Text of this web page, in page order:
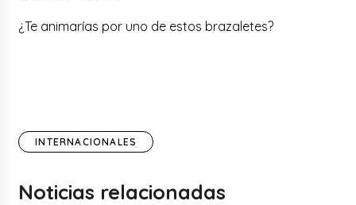
¿Te animarías por uno de estos brazaletes?
INTERNACIONALES
Noticias relacionadas